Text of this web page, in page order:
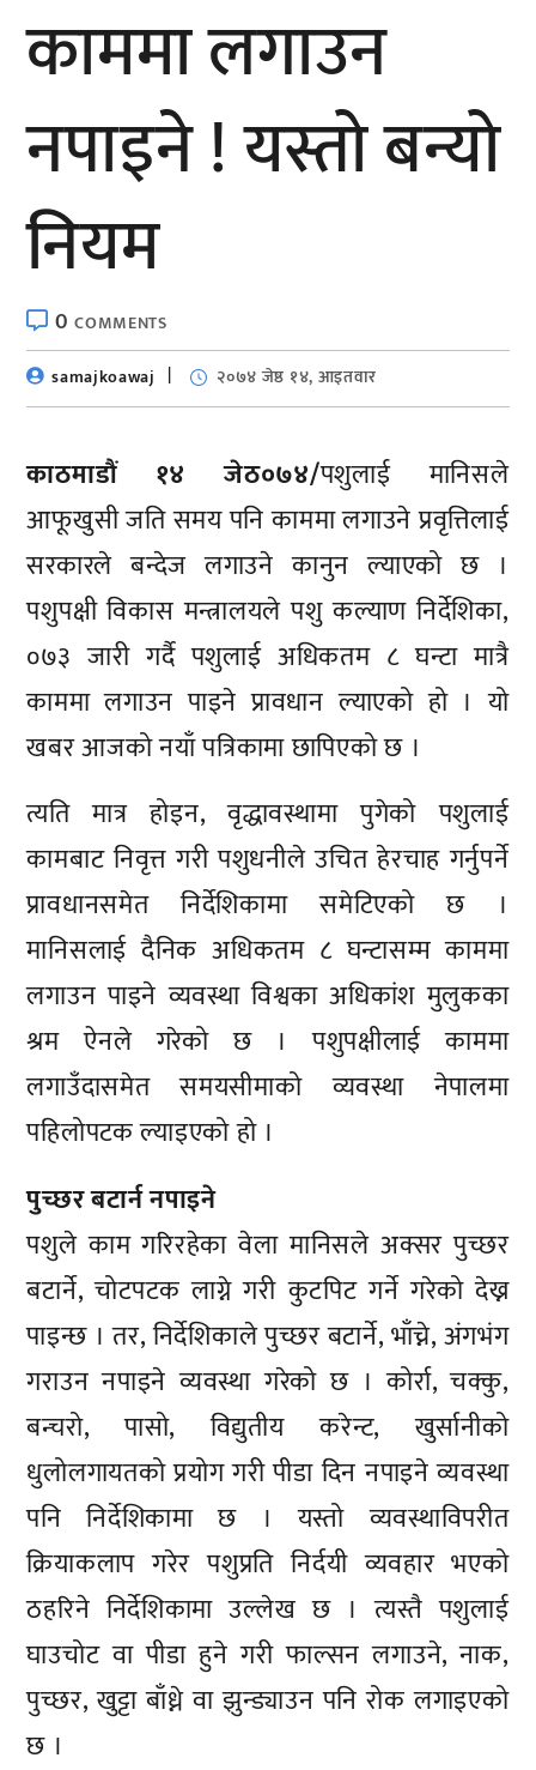
काममा लगाउन
नपाइने ! यस्तो बन्यो
नियम
0COMMENTS
samajkoawaj
२०७४ जेष्ठ १४, आइतवार
काठमाडौं १४ जेठ०७४/पशुलाई मानिसले
आफूखुसी जति समय पनि काममा लगाउने प्रवृत्तिलाई
सरकारले बन्देज लगाउने कानुन ल्याएको छ ।
पशुपक्षी विकास मन्त्रालयले पशु कल्याण निर्देशिका,
०७३ जारी गर्दै पशुलाई अधिकतम ८ घन्टा मात्रै
काममा लगाउन पाइने प्रावधान ल्याएको हो । यो
खबर आजको नयाँ पत्रिकामा छापिएको छ ।
त्यति मात्र होइन, वृद्धावस्थामा पुगेको पशुलाई
कामबाट निवृत्त गरी पशुधनीले उचित हेरचाह गर्नुपर्ने
प्रावधानसमेत निर्देशिकामा समेटिएको छ ।
मानिसलाई दैनिक अधिकतम ८ घन्टासम्म काममा
लगाउन पाइने व्यवस्था विश्वका अधिकांश मुलुकका
श्रम ऐनले गरेको छ । पशुपक्षीलाई काममा
लगाउँदासमेत समयसीमाको व्यवस्था नेपालमा
पहिलोपटक ल्याइएको हो ।
पुच्छर बटार्न नपाइने
पशुले काम गरिरहेका वेला मानिसले अक्सर पुच्छर
बटार्ने, चोटपटक लाग्ने गरी कुटपिट गर्ने गरेको देख्न
पाइन्छ । तर, निर्देशिकाले पुच्छर बटार्ने, भाँच्ने, अंगभंग
गराउन नपाइने व्यवस्था गरेको छ । कोर्रा, चक्कु,
बन्चरो, पासो, विद्युतीय करेन्ट, खुर्सानीको
धुलोलगायतको प्रयोग गरी पीडा दिन नपाइने व्यवस्था
पनि निर्देशिकामा छ । यस्तो व्यवस्थाविपरीत
क्रियाकलाप गरेर पशुप्रति निर्दयी व्यवहार भएको
ठहरिने निर्देशिकामा उल्लेख छ । त्यस्तै पशुलाई
घाउचोट वा पीडा हुने गरी फाल्सन लगाउने, नाक,
पुच्छर, खुट्टा बाँध्ने वा झुन्ड्याउन पनि रोक लगाइएको
छ ।